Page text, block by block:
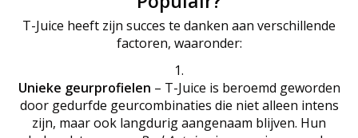
T-Juice heeft zijn succes te danken aan verschillende
factoren, waaronder:
Unieke geurprofielen – T-Juice is beroemd geworden
door gedurfde geurcombinaties die niet alleen intens
zijn, maar ook langdurig aangenaam blijven. Hun